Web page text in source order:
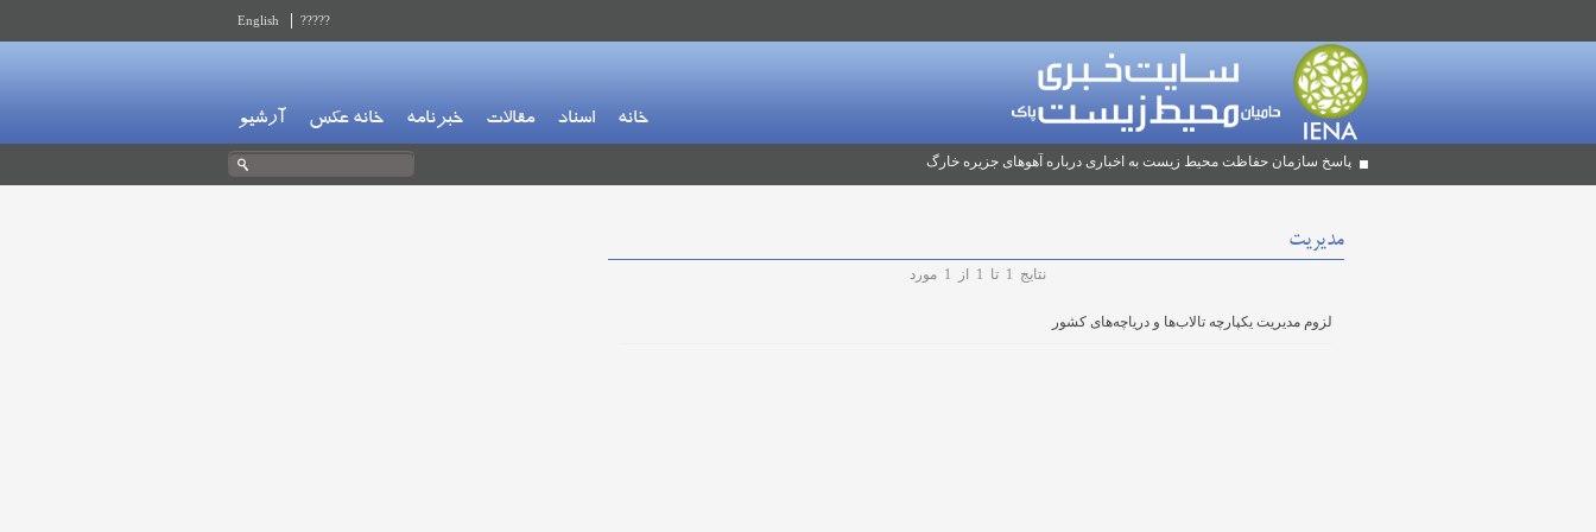
?????
English
خانه اسناد مقالات خبرنامه خانه عکس آرشیو
پاسخ سازمان حفاظت محیط زیست به اخباری درباره آهوهای جزیره خارگ
مدیریت
نتایج 1 تا 1 از 1 مورد
لزوم مدیریت یکپارچه تالاب‌ها و دریاچه‌های کشور